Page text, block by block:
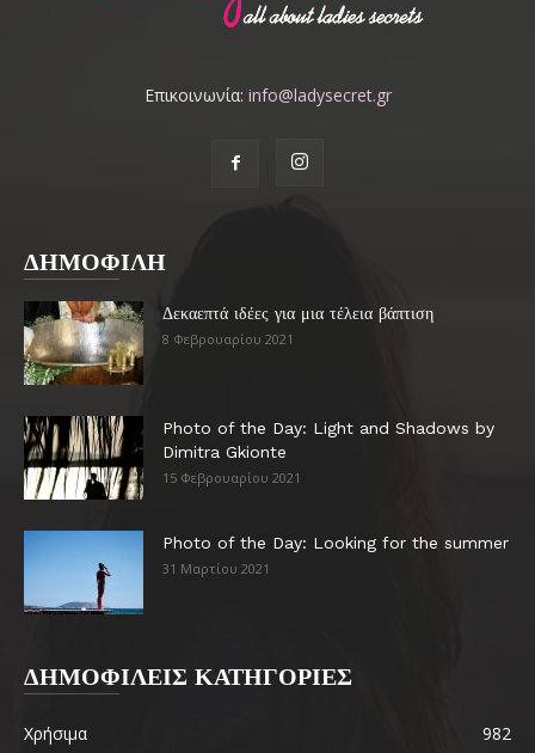
Επικοινωνία: info@ladysecret.gr
ΔΗΜΟΦΙΛΗ
Δεκαεπτά ιδέες για μια τέλεια βάπτιση
8 Φεβρουαρίου 2021
Photo of the Day: Light and Shadows by
Dimitra Gkionte
15 Φεβρουαρίου 2021
Photo of the Day: Looking for the summer
31 Μαρτίου 2021
ΔΗΜΟΦΙΛΕΙΣ ΚΑΤΗΓΟΡΙΕΣ
Χρήσιμα 982